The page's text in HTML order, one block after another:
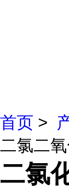
首页 >
二氯二
二氯